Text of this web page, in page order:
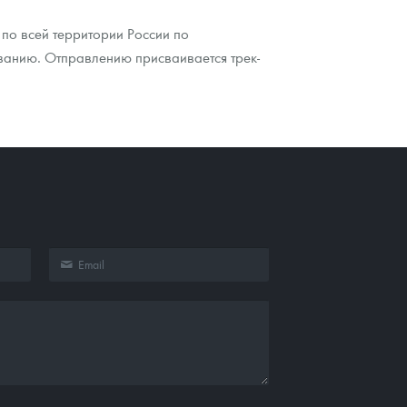
всей территории России по
Отправлению присваивается трек-